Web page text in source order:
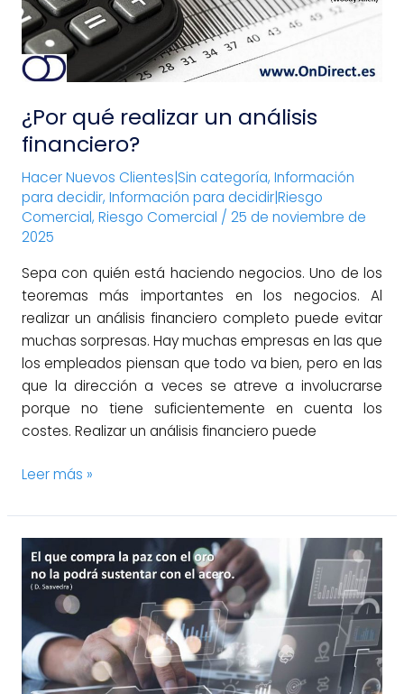
¿Por qué realizar un análisis
financiero?
Hacer Nuevos Clientes|Sin categoría, Información
para decidir, Información para decidir|Riesgo
Comercial, Riesgo Comercial / 25 de noviembre de
2025
Sepa con quién está haciendo negocios. Uno de los
teoremas más importantes en los negocios. Al
realizar un análisis financiero completo puede evitar
muchas sorpresas. Hay muchas empresas en las que
los empleados piensan que todo va bien, pero en las
que la dirección a veces se atreve a involucrarse
porque no tiene suficientemente en cuenta los
costes. Realizar un análisis financiero puede
Leer más »
Gestión
de
la
debida
diligencia
en
adquisiciones